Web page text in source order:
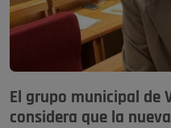
El grupo municipal de
considera que la